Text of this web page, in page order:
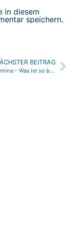
in diesem
speichern.
BEITRAG
Mythos Bernina – Was ist so besonders an Bernina Nähmaschinen? Warum ist Bernina so teuer?